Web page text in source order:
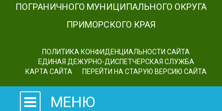
ПОГРАНИЧНОГО МУНИЦИПАЛЬНОГО ОКРУГА
ПРИМОРСКОГО КРАЯ
ПОЛИТИКА КОНФИДЕНЦИАЛЬНОСТИ САЙТА
ЕДИНАЯ ДЕЖУРНО-ДИСПЕТЧЕРСКАЯ СЛУЖБА
КАРТА САЙТА
ПЕРЕЙТИ НА СТАРУЮ ВЕРСИЮ САЙТА
МЕНЮ